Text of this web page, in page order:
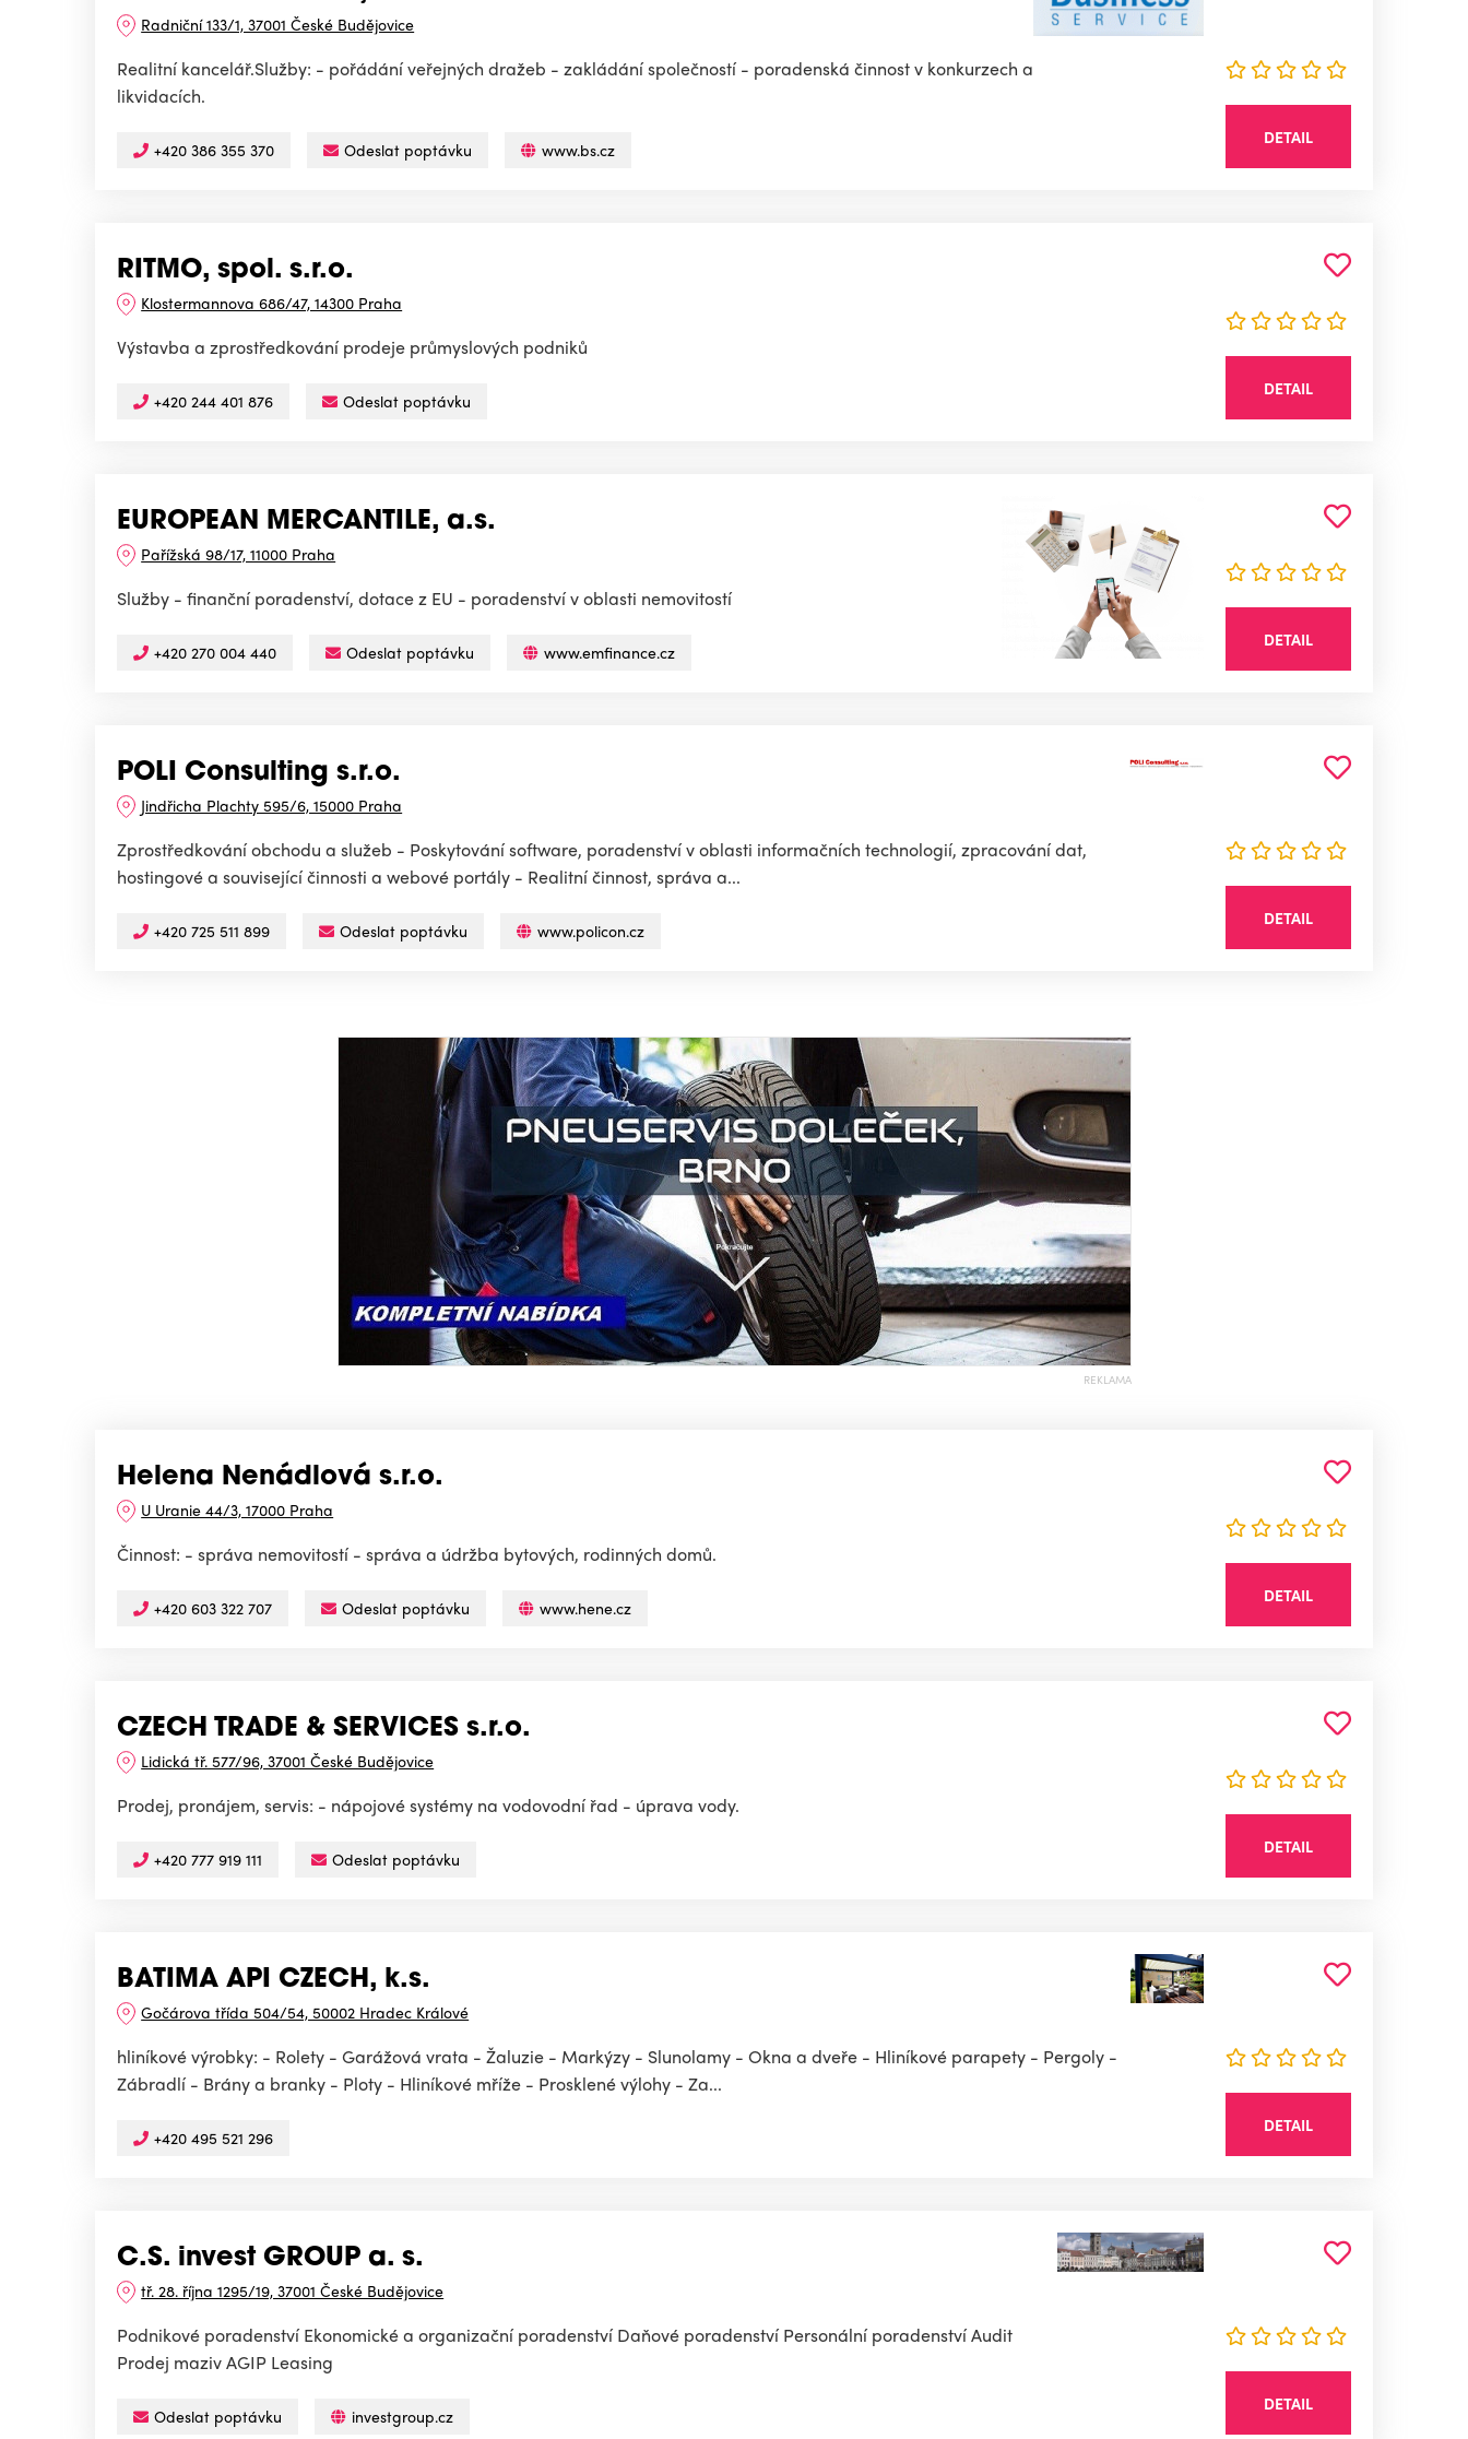
Radniční 133/1, 37001 České Budějovice
Realitní kancelář.Služby: - pořádání veřejných dražeb - zakládání společností - poradenská činnost v konkurzech a
likvidacích.
+420 386 355 370 Odeslat poptávku www.bs.cz
DETAIL
RITMO, spol. s.r.o.
Klostermannova 686/47, 14300 Praha
Výstavba a zprostředkování prodeje průmyslových podniků
+420 244 401 876 Odeslat poptávku
DETAIL
EUROPEAN MERCANTILE, a.s.
Pařížská 98/17, 11000 Praha
Služby - finanční poradenství, dotace z EU - poradenství v oblasti nemovitostí
+420 270 004 440 Odeslat poptávku www.emfinance.cz
DETAIL
POLI Consulting s.r.o.
Jindřicha Plachty 595/6, 15000 Praha
Zprostředkování obchodu a služeb - Poskytování software, poradenství v oblasti informačních technologií, zpracování dat,
hostingové a související činnosti a webové portály - Realitní činnost, správa a...
+420 725 511 899 Odeslat poptávku www.policon.cz
DETAIL
REKLAMA
Helena Nenádlová s.r.o.
U Uranie 44/3, 17000 Praha
Činnost: - správa nemovitostí - správa a údržba bytových, rodinných domů.
+420 603 322 707 Odeslat poptávku www.hene.cz
DETAIL
CZECH TRADE & SERVICES s.r.o.
Lidická tř. 577/96, 37001 České Budějovice
Prodej, pronájem, servis: - nápojové systémy na vodovodní řad - úprava vody.
+420 777 919 111 Odeslat poptávku
DETAIL
BATIMA API CZECH, k.s.
Gočárova třída 504/54, 50002 Hradec Králové
hliníkové výrobky: - Rolety - Garážová vrata - Žaluzie - Markýzy - Slunolamy - Okna a dveře - Hliníkové parapety - Pergoly -
Zábradlí - Brány a branky - Ploty - Hliníkové mříže - Prosklené výlohy - Za...
+420 495 521 296
DETAIL
C.S. invest GROUP a. s.
tř. 28. října 1295/19, 37001 České Budějovice
Podnikové poradenství Ekonomické a organizační poradenství Daňové poradenství Personální poradenství Audit
Prodej maziv AGIP Leasing
Odeslat poptávku investgroup.cz
DETAIL